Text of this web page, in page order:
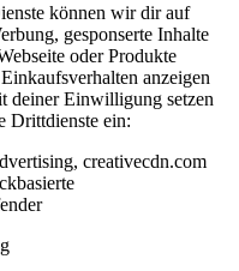
können wir dir auf
gesponserte Inhalte
oder Produkte
anzeigen
deiner Einwilligung setzen
Drittdienste ein:
creativecdn.com